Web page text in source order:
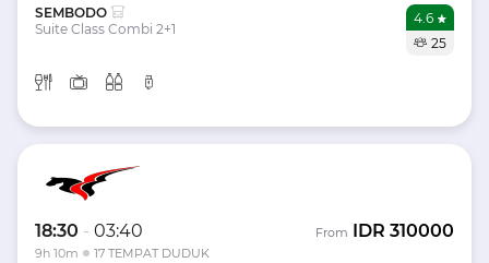
SEMBODO
Suite Class Combi 2+1
4.6
25
18:30 - 03:40
9h 10m 17 TEMPAT DUDUK
From IDR 310000